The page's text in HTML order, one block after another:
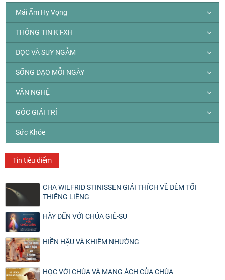
Mái Ấm Hy Vọng
THÔNG TIN KT-XH
ĐỌC VÀ SUY NGẪM
SỐNG ĐẠO MỖI NGÀY
VĂN NGHỆ
GÓC GIẢI TRÍ
Sức Khỏe
Tin tiêu điểm
CHA WILFRID STINISSEN GIẢI THÍCH VỀ ĐÊM TỐI
THIÊNG LIÊNG
HÃY ĐẾN VỚI CHÚA GIÊ-SU
HIỀN HẬU VÀ KHIÊM NHƯỜNG
HỌC VỚI CHÚA VÀ MANG ÁCH CỦA CHÚA